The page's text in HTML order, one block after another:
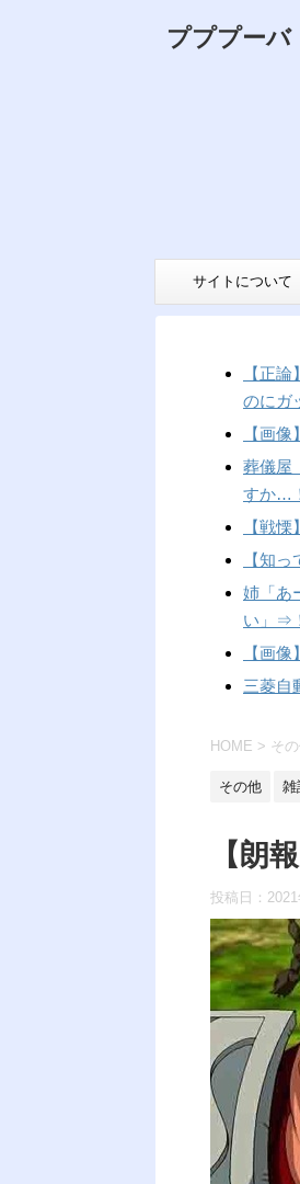
プププーバ
サイトについて
【正
のにガ
【画
葬儀屋
すか…
【戦
【知
姉「あ
い」⇒
【画
三菱自
HOME > そ
その他 雑
【朗
投稿日：